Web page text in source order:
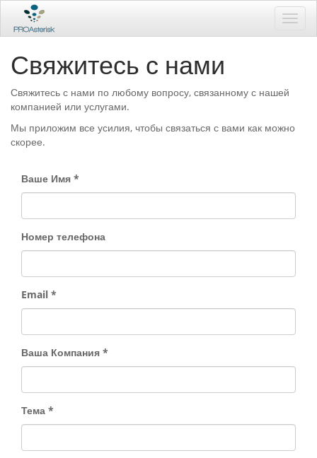
Свяжитесь с нами
Свяжитесь с нами по любому вопросу, связанному с нашей
компанией или услугами.
Мы приложим все усилия, чтобы связаться с вами как можно
скорее.
Ваше Имя
Номер телефона
Email
Ваша Компания
Тема